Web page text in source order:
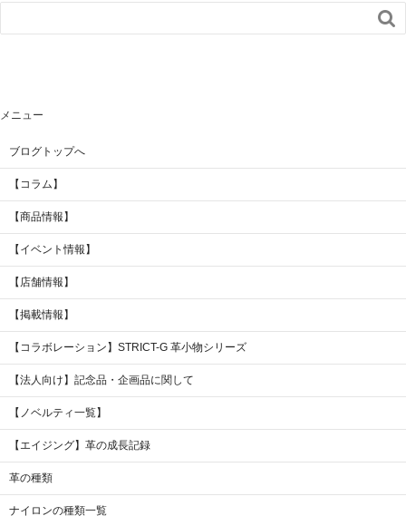

メニュー
ブログトップへ
【コラム】
【商品情報】
【イベント情報】
【店舗情報】
【掲載情報】
【コラボレーション】STRICT-G 革小物シリーズ
【法人向け】記念品・企画品に関して
【ノベルティ一覧】
【エイジング】革の成長記録
革の種類
ナイロンの種類一覧